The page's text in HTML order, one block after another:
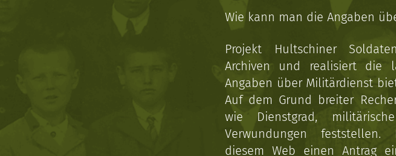
Wie kann man die Angaben
Projekt Hultschiner
Archiven und realisiert die
Angaben über Militärdienst
Auf dem Grund breiter
wie Dienstgrad,
Verwundungen feststellen.
diesem Web einen Antrag